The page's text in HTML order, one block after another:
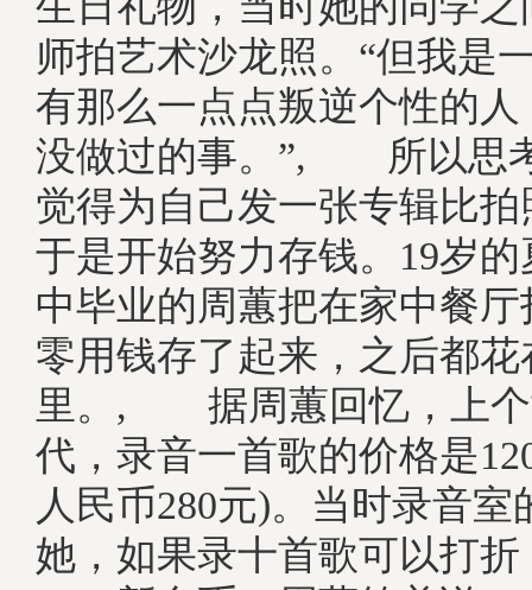
师拍艺术沙龙照。“但我是
有那么一点点叛逆个性的
没做过的事。”, 所以思
觉得为自己发一张专辑比
于是开始努力存钱。19岁
中毕业的周蕙把在家中餐
零用钱存了起来，之后都
里。, 据周蕙回忆，上个
代，录音一首歌的价格是
人民币280元)。当时录音室
她，如果录十首歌可以打